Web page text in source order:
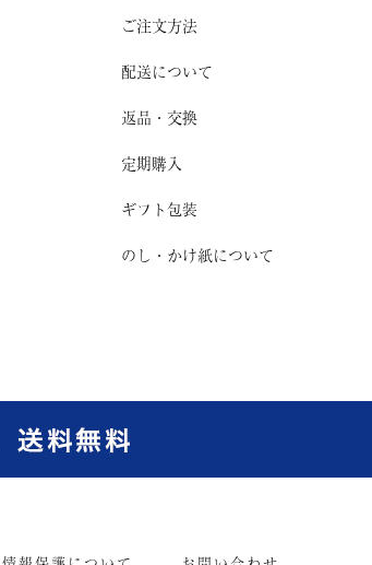
ご注文方法
配送について
返品・交換
定期購入
ギフト包装
のし・かけ紙について